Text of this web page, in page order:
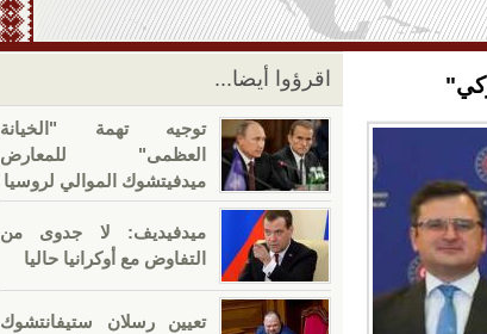
اقرؤوا أيضا...
توجيه تهمة "الخيانة
العظمى" للمعارض
ميدفيتشوك الموالي لروسيا
ميدفيديف: لا جدوى من
التفاوض مع أوكرانيا حاليا
تعيين رسلان ستيفانتشوك